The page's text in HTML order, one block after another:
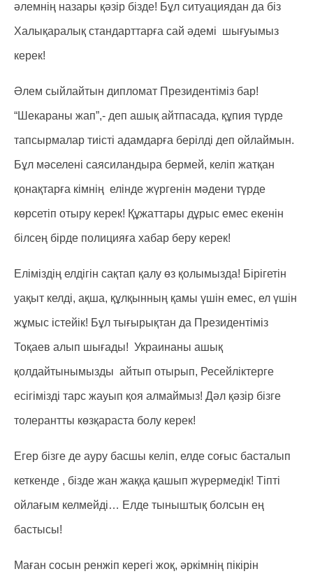
әлемнің назары қәзір бізде! Бұл ситуациядан да біз
Халықаралық стандарттарға сай әдемі шығуымыз
керек!
Әлем сыйлайтын дипломат Президентіміз бар!
“Шекараны жап”,- деп ашық айтпасада, құпия түрде
тапсырмалар тиісті адамдарға берілді деп ойлаймын.
Бұл мәселені саясиландыра бермей, келіп жатқан
қонақтарға кімнің елінде жүргенін мәдени түрде
көрсетіп отыру керек! Құжаттары дұрыс емес екенін
білсең бірде полицияға хабар беру керек!
Еліміздің елдігін сақтап қалу өз қолымызда! Бірігетін
уақыт келді, ақша, құлқынның қамы үшін емес, ел үшін
жұмыс істейік! Бұл тығырықтан да Президентіміз
Тоқаев алып шығады! Украинаны ашық
қолдайтынымызды айтып отырып, Ресейліктерге
есігімізді тарс жауып қоя алмаймыз! Дәл қәзір бізге
толерантты көзқараста болу керек!
Егер бізге де ауру басшы келіп, елде соғыс басталып
кеткенде , бізде жан жаққа қашып жүрермедік! Тіпті
ойлағым келмейді… Елде тыныштық болсын ең
бастысы!
Маған сосын ренжіп керегі жоқ, әркімнің пікірін